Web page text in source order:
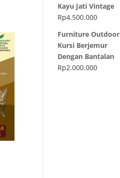
Kayu Jati Vintage
Rp4.500.000
Furniture Outdoor
Kursi Berjemur
Dengan Bantalan
Rp2.000.000